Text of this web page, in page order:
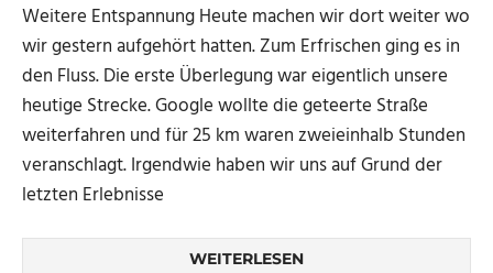
Weitere Entspannung Heute machen wir dort weiter wo
wir gestern aufgehört hatten. Zum Erfrischen ging es in
den Fluss. Die erste Überlegung war eigentlich unsere
heutige Strecke. Google wollte die geteerte Straße
weiterfahren und für 25 km waren zweieinhalb Stunden
veranschlagt. Irgendwie haben wir uns auf Grund der
letzten Erlebnisse
WEITERLESEN